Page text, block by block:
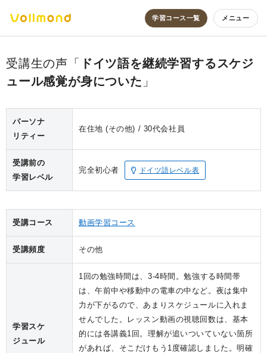
学習コース一覧 メニュー
ドイツ語を継続学習するスケジ
ュール感覚が身についた
パーソナ
リティー
在住地 (その他) 30代会社員
受講前の
学習レベル
完全初心者 ドイツ語レベル表
受講コース 動画学習コース
受講頻度 その他
学習スケ
ジュール
1回の勉強時間は、3-4時間。勉強する時間帯
は、午前中や移動中の電車の中など。夜は集中
力が下がるので、あまりスケジュールに入れま
せんでした。レッスン動画の視聴回数は、基本
的には各講義1回。理解が追いついていない箇所
があれば、そこだけもう1度確認しました。明確